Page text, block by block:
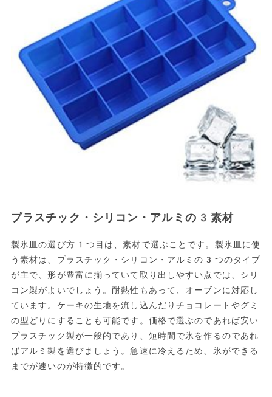
プラスチック・シリコン・アルミの3素材
製氷皿の選び方1つ目は、素材で選ぶことです。製氷皿に使
う素材は、プラスチック・シリコン・アルミの3つのタイプ
が主で、形が豊富に揃っていて取り出しやすい点では、シリ
コン製がよいでしょう。耐熱性もあって、オーブンに対応し
ています。ケーキの生地を流し込んだりチョコレートやグミ
の型どりにすることも可能です。価格で選ぶのであれば安い
プラスチック製が一般的であり、短時間で氷を作るのであれ
ばアルミ製を選びましょう。急速に冷えるため、氷ができる
までが速いのが特徴的です。